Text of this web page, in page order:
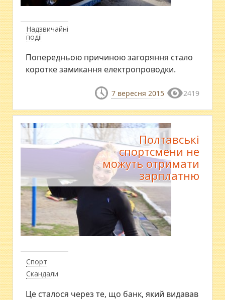
Надзвичайні
події
Попередньою причиною загоряння стало
коротке замикання електропроводки.
7 вересня 2015 2419
Спорт
Скандали
Полтавські
спортсмени не
можуть отримати
зарплатню
Це сталося через те, що банк, який видавав